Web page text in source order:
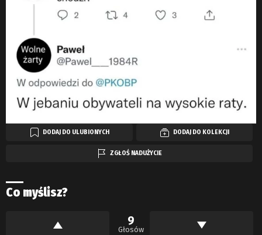
DODAJ DO ULUBIONYCH DODAJ DO KOLEKCJI
ZGŁOŚ NADUŻYCIE
Co myślisz?
9
Głosów